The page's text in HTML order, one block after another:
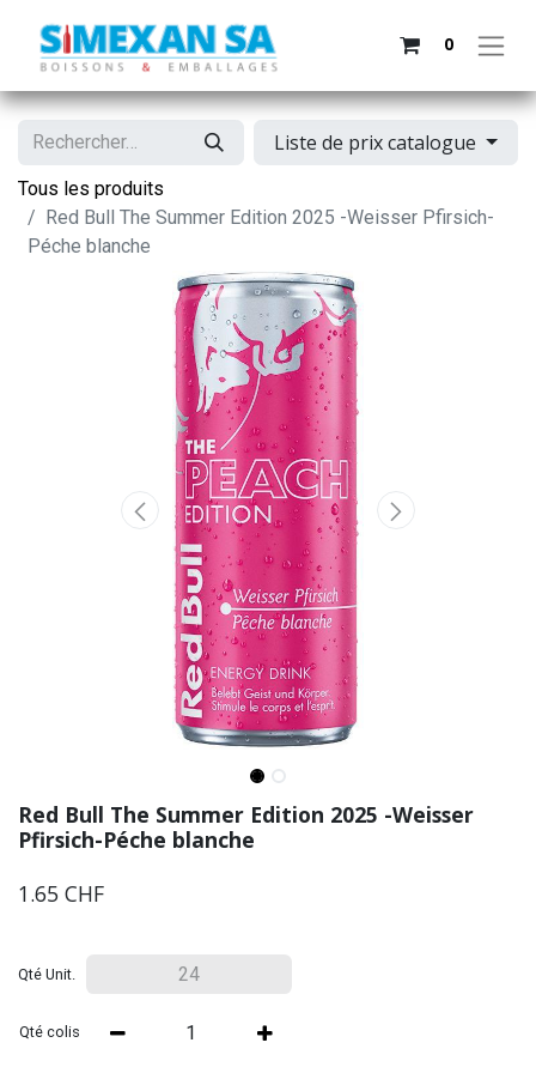
0
Liste de prix catalogue
Tous les produits
Red Bull The Summer Edition 2025 -Weisser Pfirsich-
Péche blanche
Red Bull The Summer Edition 2025 -Weisser
Pfirsich-Péche blanche
1.65 CHF
Qté Unit.
Qté colis